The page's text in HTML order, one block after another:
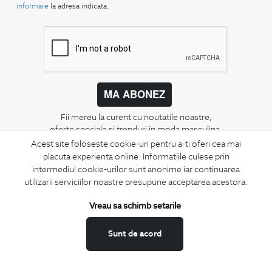
Acest site foloseste cookie-uri pentru a-ti oferi cea mai
placuta experienta online. Informatiile culese prin
intermediul cookie-urilor sunt anonime iar continuarea
utilizarii serviciilor noastre presupune acceptarea acestora.
Sunt de acord
Vreau sa schimb setarile
informare la adresa indicata.
MA ABONEZ
Fii mereu la curent cu noutatile noastre,
oferte speciale si trenduri in moda masculina.
CONCIERGE
Termeni si conditii
Schimburi si retur
Securitatea datelor